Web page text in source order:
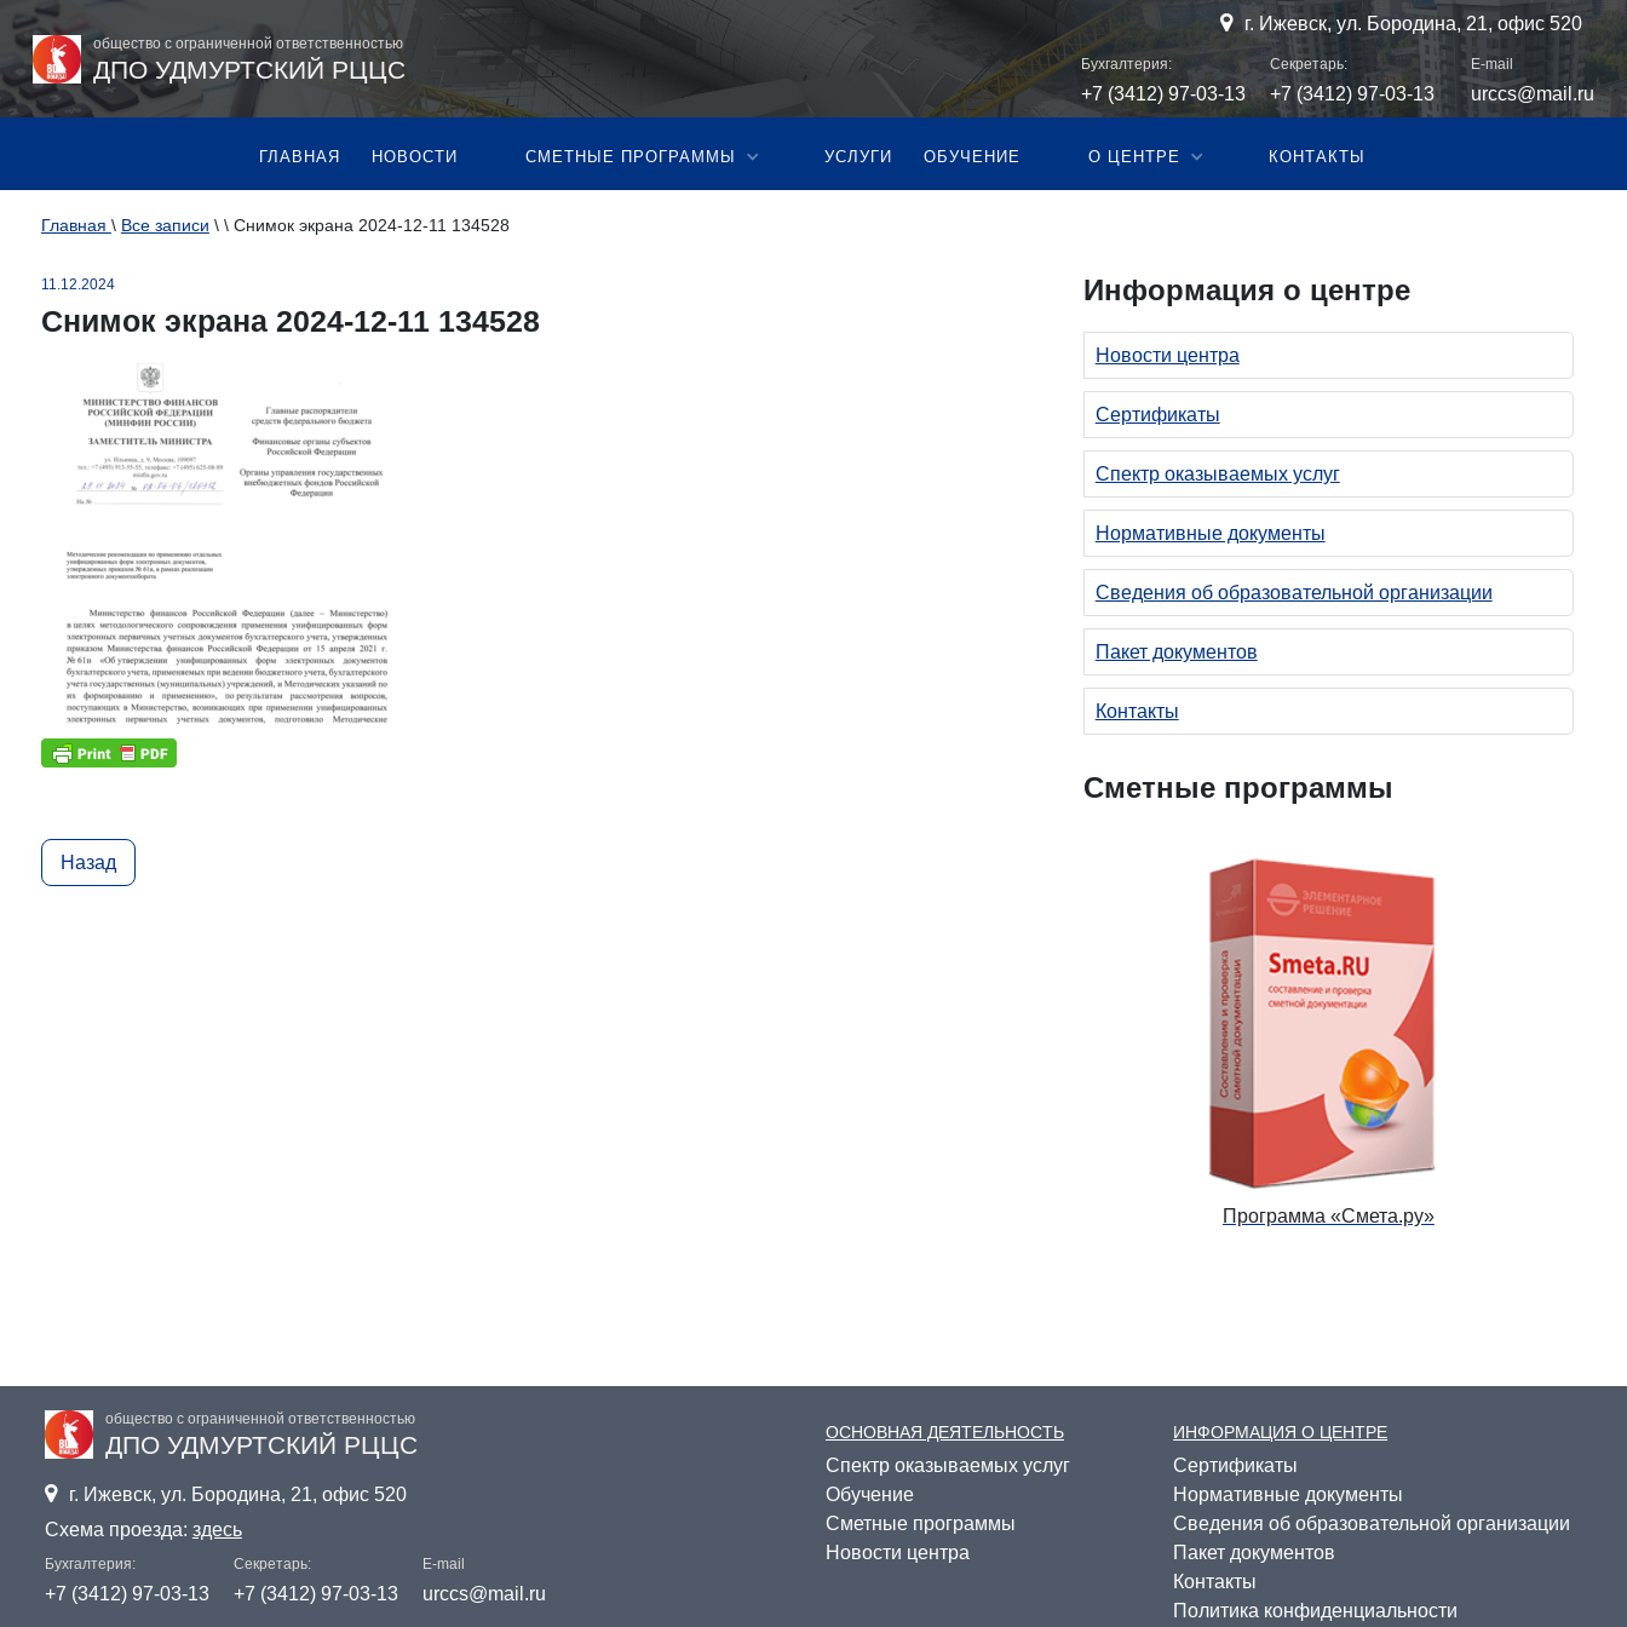
общество с ограниченной ответственностью
ДПО УДМУРТСКИЙ РЦЦС
 г. Ижевск, ул. Бородина, 21, офис 520
Бухгалтерия:
+7 (3412) 97-03-13
Секретарь:
+7 (3412) 97-03-13
E-mail
urccs@mail.ru
ГЛАВНАЯ НОВОСТИ СМЕТНЫЕ ПРОГРАММЫ УСЛУГИ ОБУЧЕНИЕ О ЦЕНТРЕ КОНТАКТЫ
Главная \ Все записи \ \ Снимок экрана 2024-12-11 134528
11.12.2024
Снимок экрана 2024-12-11 134528
Назад
Информация о центре
Новости центра
Cертификаты
Спектр оказываемых услуг
Нормативные документы
Сведения об образовательной организации
Пакет документов
Контакты
Сметные программы
Программа «Смета.ру»
общество с ограниченной ответственностью
ДПО УДМУРТСКИЙ РЦЦС

г. Ижевск, ул. Бородина, 21, офис 520
Схема проезда: здесь
Бухгалтерия:
+7 (3412) 97-03-13
Секретарь:
+7 (3412) 97-03-13
E-mail
urccs@mail.ru
ОСНОВНАЯ ДЕЯТЕЛЬНОСТЬ
Спектр оказываемых услуг
Обучение
Сметные программы
Новости центра
ИНФОРМАЦИЯ О ЦЕНТРЕ
Cертификаты
Нормативные документы
Сведения об образовательной организации
Пакет документов
Контакты
Политика конфиденциальности